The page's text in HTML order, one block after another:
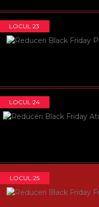
LOCUL 23
LOCUL 24
LOCUL 25